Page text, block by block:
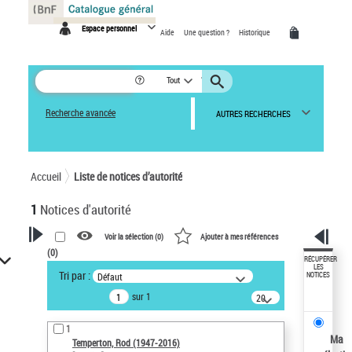
Espace personnel Aide Une question ? Historique
Tout
Recherche avancée AUTRES RECHERCHES
Accueil Liste de notices d’autorité
1 Notices d'autorité
VOTRE RECHERCHE
Recherche avancée dans les
notices d’autorité
Œuvres liées à l'auteur :
Temperton, Rod (1947-2016)
Voir la sélection (0) Ajouter à mes références
(0)
Tri par : Défaut
sur 1
20
résultats/page
1
Temperton, Rod (1947-2016)
RÉCUPÉRER
LES
NOTICES
Ma
Panneau de gestion des cookies